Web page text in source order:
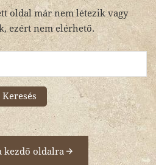
oldal már nem létezik vagy
ezért nem elérhető.
Keresés
kezdő oldalra